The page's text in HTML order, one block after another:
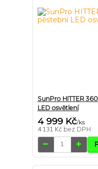
SunPro HITTER
LED osvětlení
4 999 Kč/ks
4 131 Kč bez DPH